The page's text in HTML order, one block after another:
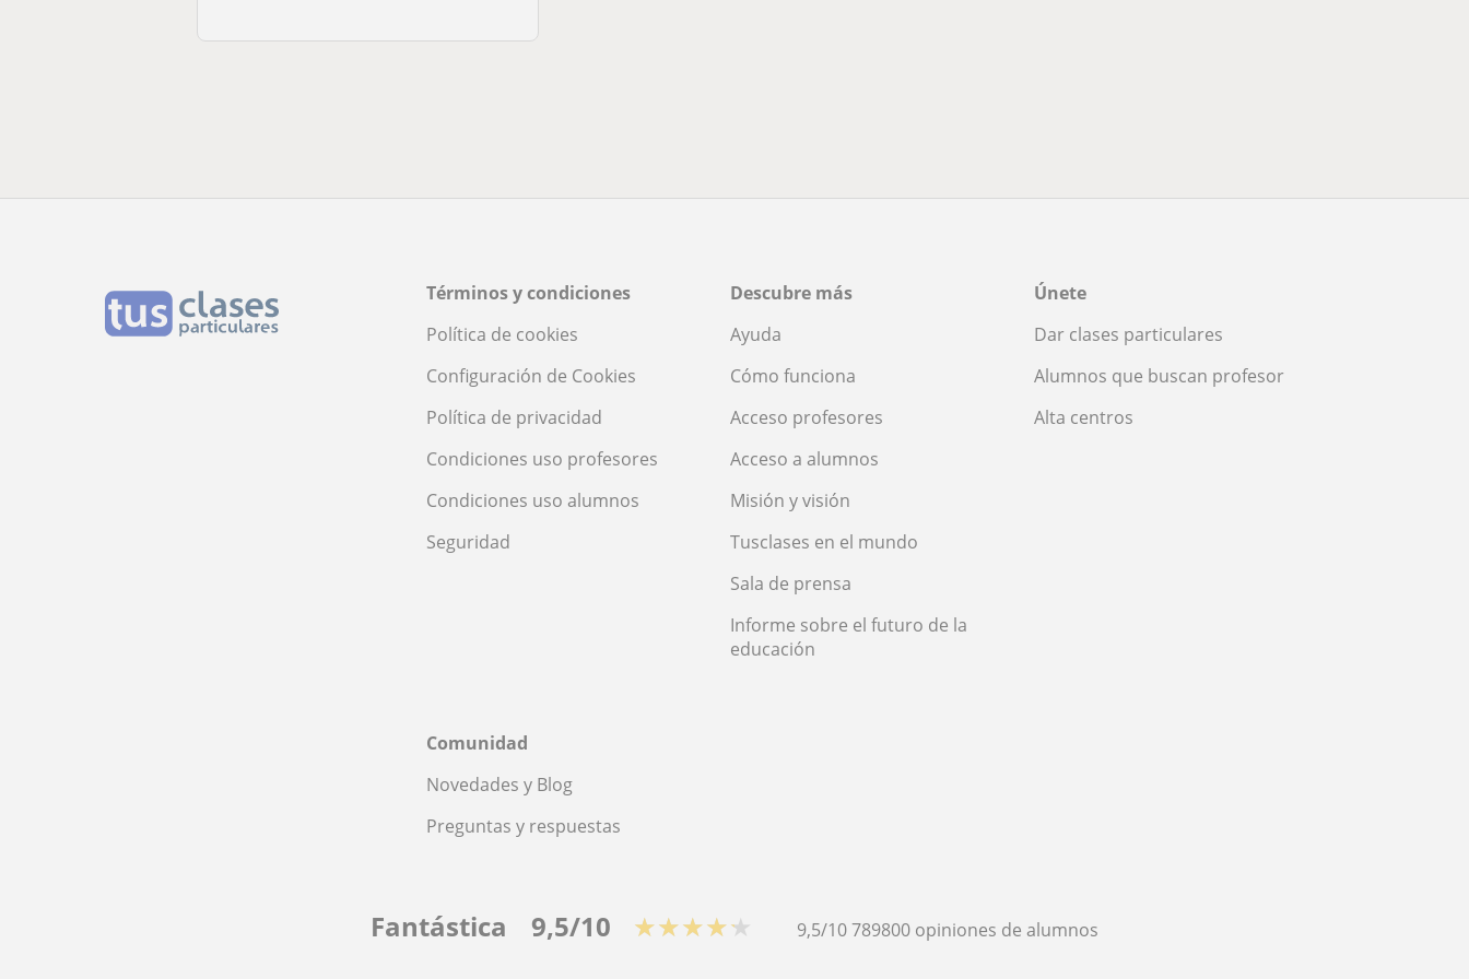
Términos y condiciones
Política de cookies
Configuración de Cookies
Política de privacidad
Condiciones uso profesores
Condiciones uso alumnos
Seguridad
Descubre más
Ayuda
Cómo funciona
Acceso profesores
Acceso a alumnos
Misión y visión
Tusclases en el mundo
Sala de prensa
Informe sobre el futuro de la
educación
Únete
Dar clases particulares
Alumnos que buscan profesor
Alta centros
Comunidad
Novedades y Blog
Preguntas y respuestas
Fantástica 9,5/10 ★★★★★ 9,5/10789800 opiniones de alumnos